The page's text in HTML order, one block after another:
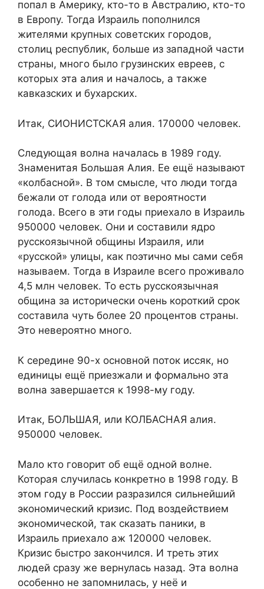
попал в Америку, кто-то в Австралию, кто-то
в Европу. Тогда Израиль пополнился
жителями крупных советских городов,
столиц республик, больше из западной части
страны, много было грузинских евреев, с
которых эта алия и началось, а также
кавказских и бухарских.
Итак, СИОНИСТСКАЯ алия. 170000 человек.
Следующая волна началась в 1989 году.
Знаменитая Большая Алия. Ее ещё называют
«колбасной». В том смысле, что люди тогда
бежали от голода или от вероятности
голода. Всего в эти годы приехало в Израиль
950000 человек. Они и составили ядро
русскоязычной общины Израиля, или
«русской» улицы, как поэтично мы сами себя
называем. Тогда в Израиле всего проживало
4,5 млн человек. То есть русскоязычная
община за исторически очень короткий срок
составила чуть более 20 процентов страны.
Это невероятно много.
К середине 90-х основной поток иссяк, но
единицы ещё приезжали и формально эта
волна завершается к 1998-му году.
Итак, БОЛЬШАЯ, или КОЛБАСНАЯ алия.
950000 человек.
Мало кто говорит об ещё одной волне.
Которая случилась конкретно в 1998 году. В
этом году в России разразился сильнейший
экономический кризис. Под воздействием
экономической, так сказать паники, в
Израиль приехало аж 120000 человек.
Кризис быстро закончился. И треть этих
людей сразу же вернулась назад. Эта волна
особенно не запомнилась, у неё и